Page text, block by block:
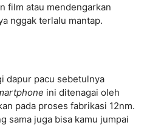
film atau mendengarkan
nggak terlalu mantap.
dapur pacu sebetulnya
ini ditenagai oleh
pada proses fabrikasi 12nm.
sama juga bisa kamu jumpai